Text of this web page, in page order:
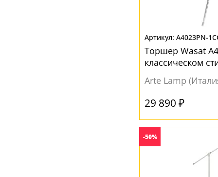
- бесплатная доставка A4023PN-
Торшер Wasat
классическом
Arte Lamp
29 890 ₽
-50%